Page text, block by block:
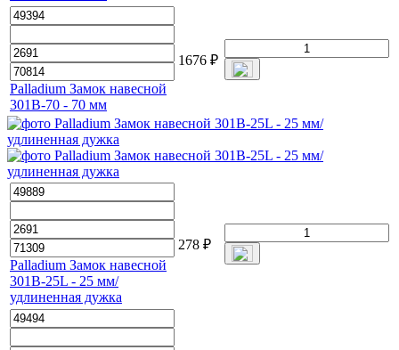
Palladium Замок навесной
301B-70 - 70 мм
1676 ₽
Palladium Замок навесной
301B-25L - 25 мм/
удлиненная дужка
278 ₽